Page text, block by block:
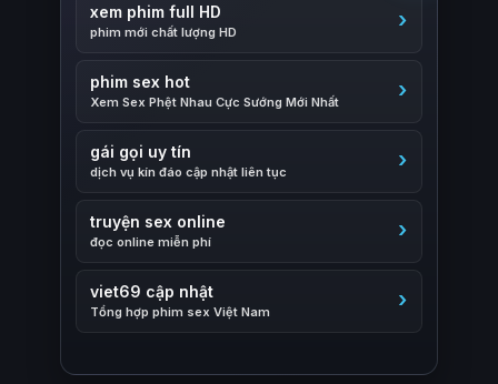
xem phim full HD
phim mới chất lượng HD
phim sex hot
Xem Sex Phệt Nhau Cực Sướng Mới Nhất
gái gọi uy tín
dịch vụ kín đáo cập nhật liên tục
truyện sex online
đọc online miễn phí
viet69 cập nhật
Tổng hợp phim sex Việt Nam